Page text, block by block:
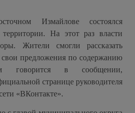
Измайлове состоялся
На этот раз власти
Жители смогли рассказать
предложения по содержанию
говорится в сообщении,
странице руководителя
«ВКонтакте».